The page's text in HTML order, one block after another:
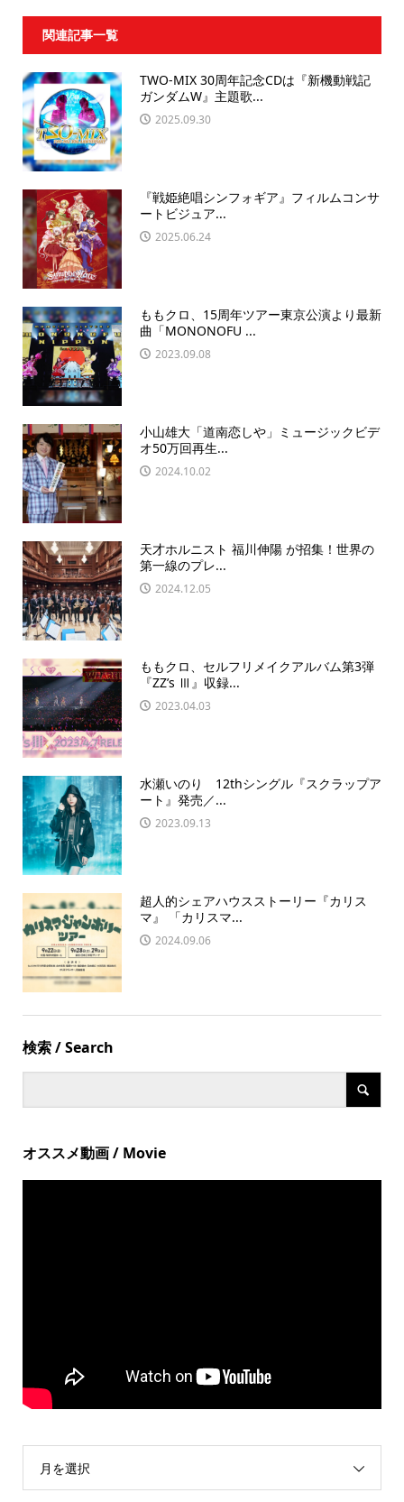
関連記事一覧
TWO-MIX 30周年記念CDは『新機動戦記
ガンダムW』主題歌...
2025.09.30
『戦姫絶唱シンフォギア』フィルムコンサ
ートビジュア...
2025.06.24
ももクロ、15周年ツアー東京公演より最新
曲「MONONOFU ...
2023.09.08
小山雄大「道南恋しや」ミュージックビデ
オ50万回再生...
2024.10.02
天才ホルニスト 福川伸陽 が招集！世界の
第一線のプレ...
2024.12.05
ももクロ、セルフリメイクアルバム第3弾
『ZZ’s Ⅲ』収録...
2023.04.03
水瀬いのり 12thシングル『スクラップア
ート』発売／...
2023.09.13
超人的シェアハウスストーリー『カリス
マ』 「カリスマ...
2024.09.06
検索 / Search
オススメ動画 / Movie
月を選択